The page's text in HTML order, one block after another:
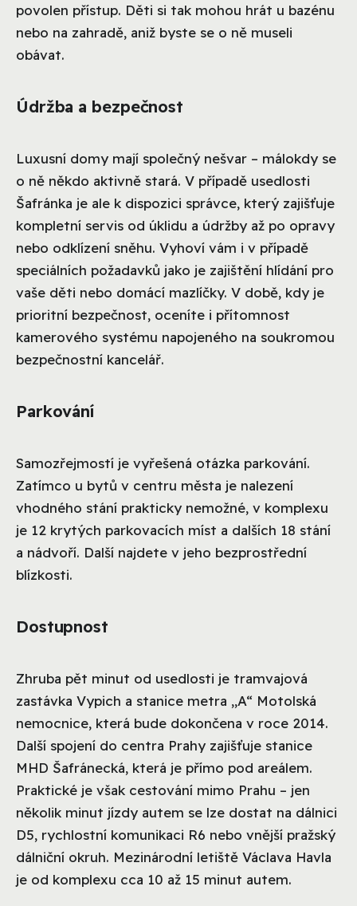
povolen přístup. Děti si tak mohou hrát u bazénu
nebo na zahradě, aniž byste se o ně museli
obávat.
Údržba a bezpečnost
Luxusní domy mají společný nešvar – málokdy se
o ně někdo aktivně stará. V případě usedlosti
Šafránka je ale k dispozici správce, který zajišťuje
kompletní servis od úklidu a údržby až po opravy
nebo odklízení sněhu. Vyhoví vám i v případě
speciálních požadavků jako je zajištění hlídání pro
vaše děti nebo domácí mazlíčky. V době, kdy je
prioritní bezpečnost, oceníte i přítomnost
kamerového systému napojeného na soukromou
bezpečnostní kancelář.
Parkování
Samozřejmostí je vyřešená otázka parkování.
Zatímco u bytů v centru města je nalezení
vhodného stání prakticky nemožné, v komplexu
je 12 krytých parkovacích míst a dalších 18 stání
a nádvoří. Další najdete v jeho bezprostřední
blízkosti.
Dostupnost
Zhruba pět minut od usedlosti je tramvajová
zastávka Vypich a stanice metra „A“ Motolská
nemocnice, která bude dokončena v roce 2014.
Další spojení do centra Prahy zajišťuje stanice
MHD Šafránecká, která je přímo pod areálem.
Praktické je však cestování mimo Prahu – jen
několik minut jízdy autem se lze dostat na dálnici
D5, rychlostní komunikaci R6 nebo vnější pražský
dálniční okruh. Mezinárodní letiště Václava Havla
je od komplexu cca 10 až 15 minut autem.